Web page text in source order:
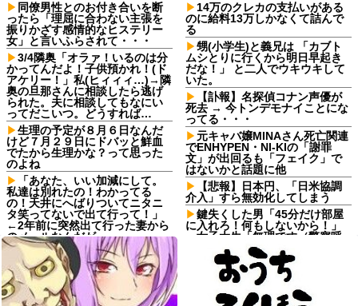
同僚男性とのお付き合いを断
ったら「理屈に合わない主張を
振りかざす感情的なヒステリー
女」と言いふらされて・・・
3/4隣奥「オラァ！いるのは分
かってんだよ！子供預かれ！(ド
アケリー！」私(ヒィィィ…)→隣
奥の旦那さんに相談したら逃げ
られた。夫に相談してもなにい
ってだこいつ。どうすれば…
生理の予定が８月６日なんだ
けど７月２９日にドバッと鮮血
でたから生理かな？って思った
のよね
「あなた、いい加減にして。
私達は別れたの！わかってる
の！天井にへばりついてニタニ
タ笑ってないで出て行って！」
←2年前に突然出て行った妻から
のメールなんだが…
新幹線で。車掌「グリーン車
からご退出ください」乗客
「…」→注意されても動かない
乗客を見ていたら、その直後ま
さかの展開に…
14万のクレカの支払いがある
のに給料13万しかなくて詰んで
る
甥(小学生)と義兄は 「カブト
ムシとりに行くから明日早起き
だな！」 と二人でウキウキして
いた。
【訃報】名探偵コナン声優が
死去 → 今トンデモナイことにな
ってる・・・
元キャバ嬢MINAさん死亡関連
でENHYPEN・NI-KIの「謝罪
文」が出回るも「フェイク」で
はないかと話題に他
【悲報】日本円、「日米協調
介入」すら無効化してしまう
鍵失くした男「45分だけ部屋
に入れろ！何もしないから！」
→女子大生「無理です（警察呼
びます）」→男「熱中症になれ
ってか！使えないな！」完全に
不審者で草ｗｗｗ
【相談】私は学生なんだけ
ど、学校行けない。最近ずっと